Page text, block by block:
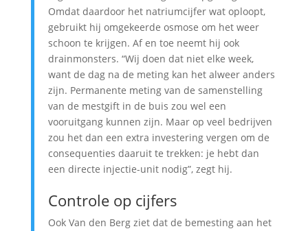
Omdat daardoor het natriumcijfer wat oploopt,
gebruikt hij omgekeerde osmose om het weer
schoon te krijgen. Af en toe neemt hij ook
drainmonsters. “Wij doen dat niet elke week,
want de dag na de meting kan het alweer anders
zijn. Permanente meting van de samenstelling
van de mestgift in de buis zou wel een
vooruitgang kunnen zijn. Maar op veel bedrijven
zou het dan een extra investering vergen om de
consequenties daaruit te trekken: je hebt dan
een directe injectie-unit nodig”, zegt hij.
Controle op cijfers
Ook Van den Berg ziet dat de bemesting aan het